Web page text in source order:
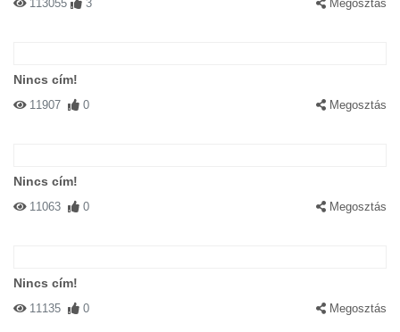
113055 3 Megosztás
Nincs cím!
11907 0 Megosztás
Nincs cím!
11063 0 Megosztás
Nincs cím!
11135 0 Megosztás